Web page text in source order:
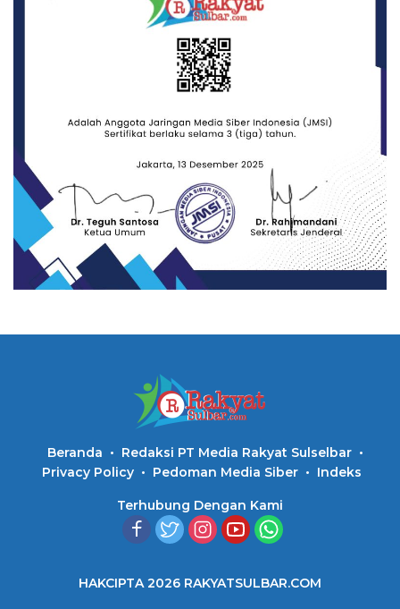
Beranda
Redaksi PT Media Rakyat Sulselbar
Privacy Policy
Pedoman Media Siber Indeks
Terhubung Dengan Kami
HAKCIPTA 2026 RAKYATSULBAR.COM